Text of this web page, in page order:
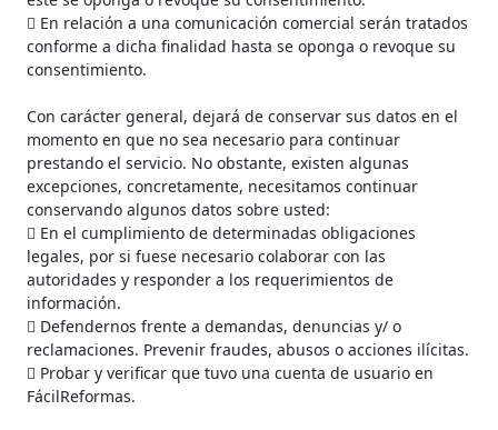
 En relación a una comunicación comercial serán tratados
conforme a dicha finalidad hasta se oponga o revoque su
consentimiento.
Con carácter general, dejará de conservar sus datos en el
momento en que no sea necesario para continuar
prestando el servicio. No obstante, existen algunas
excepciones, concretamente, necesitamos continuar
conservando algunos datos sobre usted:
 En el cumplimiento de determinadas obligaciones
legales, por si fuese necesario colaborar con las
autoridades y responder a los requerimientos de
información.
 Defendernos frente a demandas, denuncias y/ o
reclamaciones. Prevenir fraudes, abusos o acciones ilícitas.
 Probar y verificar que tuvo una cuenta de usuario en
FácilReformas.